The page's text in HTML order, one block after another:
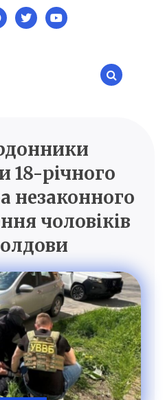
18-річного
незаконного
чоловіків